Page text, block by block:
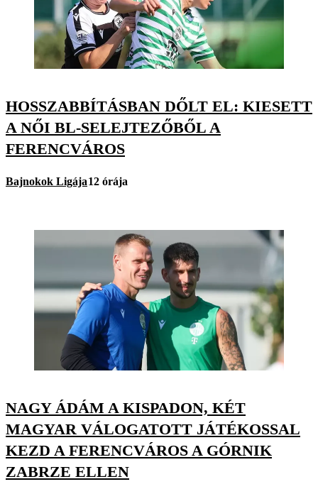
HOSSZABBÍTÁSBAN DŐLT EL: KIESETT
A NŐI BL-SELEJTEZŐBŐL A
FERENCVÁROS
Bajnokok Ligája12 órája
NAGY ÁDÁM A KISPADON, KÉT
MAGYAR VÁLOGATOTT JÁTÉKOSSAL
KEZD A FERENCVÁROS A GÓRNIK
ZABRZE ELLEN